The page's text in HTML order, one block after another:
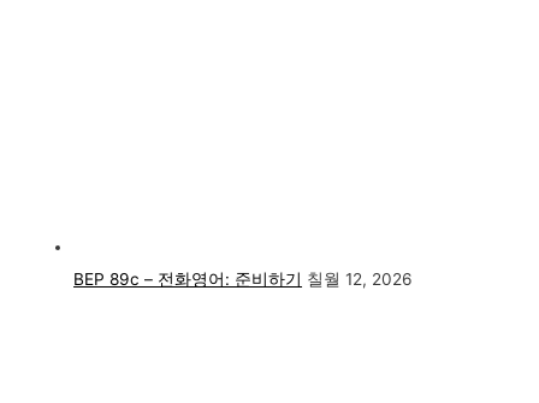
BEP 89c – 전화영어: 준비하기 칠월 12, 2026